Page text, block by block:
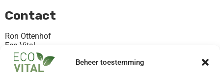
Beheer toestemming
Contact
Ron Ottenhof
Eco-Vital
Rooilaan 30, Valthermond
KvK 82368872